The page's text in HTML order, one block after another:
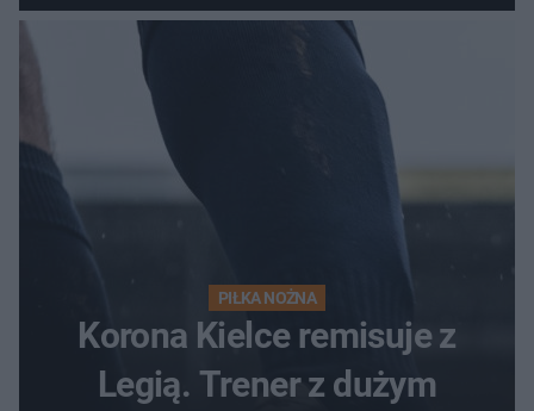
PIŁKA NOŻNA
Korona Kielce remisuje z
Legią. Trener z dużym